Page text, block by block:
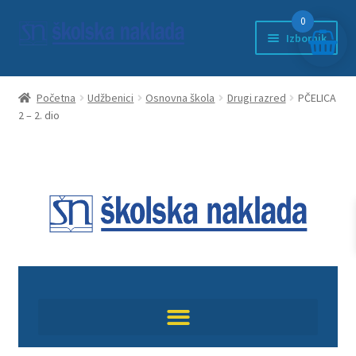
Izbornik
Početna
Anketni list
Početna Udžbenici Osnovna škola Drugi razred
PČELICA
2 – 2. dio
0